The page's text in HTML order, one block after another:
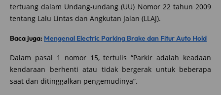
tertuang dalam Undang-undang (UU) Nomor 22 tahun 2009
tentang Lalu Lintas dan Angkutan Jalan (LLAJ).
Baca juga: Mengenal Electric Parking Brake dan Fitur Auto Hold
Dalam pasal 1 nomor 15, tertulis “Parkir adalah keadaan
kendaraan berhenti atau tidak bergerak untuk beberapa
saat dan ditinggalkan pengemudinya”.